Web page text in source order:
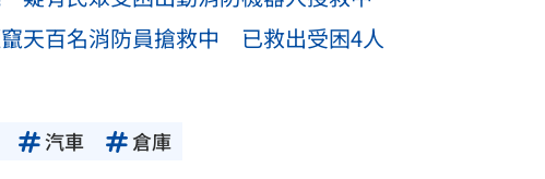
天百名消防員搶救中 已救出受困4人
汽車 倉庫